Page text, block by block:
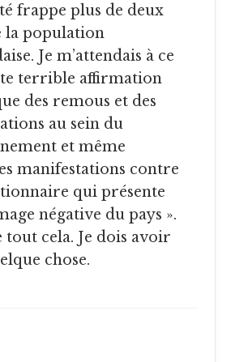
frappe plus de deux
la population
Je m’attendais à ce
terrible affirmation
des remous et des
au sein du
et même
manifestations contre
qui présente
négative du pays ».
tout cela. Je dois avoir
chose.